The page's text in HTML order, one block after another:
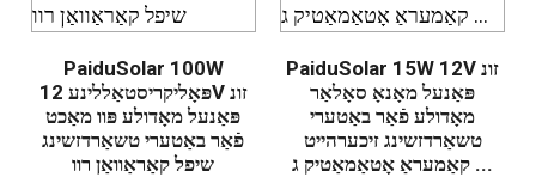
PaiduSolar 100W
פּאָליקריסטאַללינע 12V זונ
פּאַנעל מאָדולע פּוו מאַכט
פֿאַר באַטערי טשאַרדזשינג
שיפל קאַראַוואַן רוו
PaiduSolar 15W 12V זונ
פּאַנעל מאָנאָ סאָלאַר
מאָדולע פֿאַר באַטערי
טשאַרדזשינג זיכערהייט
קאַמעראַ אָטאַמאַטיק ג ...